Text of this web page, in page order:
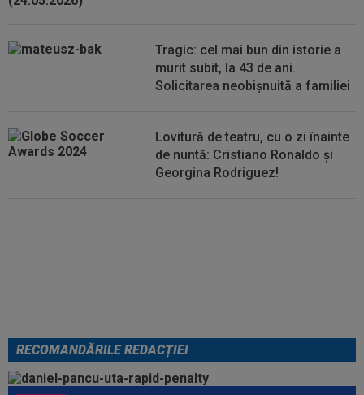
transferul la încă o echipă de UCL! Picat la...Tragic: cel mai bun din istorie a
murit subit, la 43 de ani.
Solicitarea neobișnuită a familiei
Lovitură de teatru, cu o zi înainte
de nuntă: Cristiano Ronaldo și
Georgina Rodriguez!
RECOMANDĂRILE REDACȚIEI